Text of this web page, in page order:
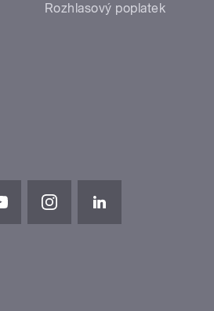
Rozhlasový poplatek